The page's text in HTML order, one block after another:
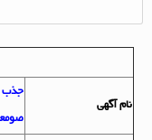
نام آگهي
جذب یک
صومعه